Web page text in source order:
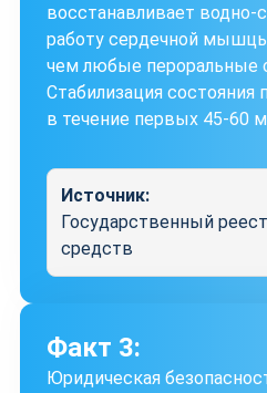
восстанавливает водно-
работу сердечной
чем любые пероральные
Стабилизация состояния
в течение первых 45-60
Источник:
Государственный
средств
Факт 3:
Юридическая